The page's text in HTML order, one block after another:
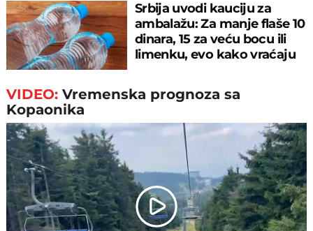
Srbija uvodi kauciju za
ambalažu: Za manje flaše 10
dinara, 15 za veću bocu ili
limenku, evo kako vraćaju
VIDEO:Vremenska prognoza sa
Kopaonika
Play